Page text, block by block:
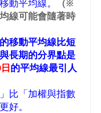
動平均線。
（※
線可能會隨著時
移動平均線比短
長期的分界點是
日的平均線最引人
比「加權與指數
好。